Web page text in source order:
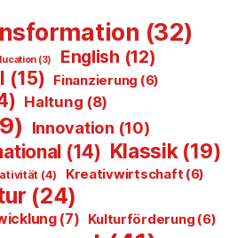
(32)
(3) English (12)
(15) Finanzierung (6)
Haltung (8)
Innovation (10)
(14) Klassik(19)
(4) Kreativwirtschaft (6)
(24)
(7) Kulturförderung (6)